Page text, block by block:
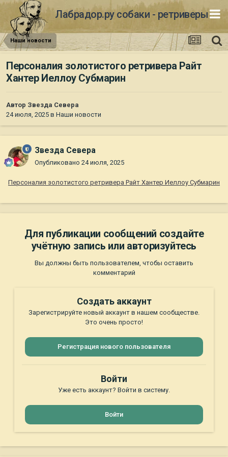
Лабрадор.ру собаки - ретриверы
Наши новости
Персоналия золотистого ретривера Райт
Хантер Иеллоу Субмарин
Автор Звезда Севера
24 июля, 2025 в Наши новости
Звезда Севера
Опубликовано 24 июля, 2025
Персоналия золотистого ретривера Райт Хантер Иеллоу Субмарин
Для публикации сообщений создайте
учётную запись или авторизуйтесь
Вы должны быть пользователем, чтобы оставить
комментарий
Создать аккаунт
Зарегистрируйте новый аккаунт в нашем сообществе.
Это очень просто!
Регистрация нового пользователя
Войти
Уже есть аккаунт? Войти в систему.
Войти